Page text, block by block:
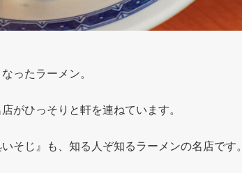
ったラーメン。
がひっそりと軒を連ねています。
そじ』も、知る人ぞ知るラーメンの名店です。